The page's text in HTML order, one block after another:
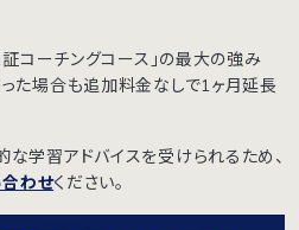
コーチングコース」の最大の強み
た場合も追加料金なしで1ヶ月延長
学習アドバイスを受けられるため、
わせください。